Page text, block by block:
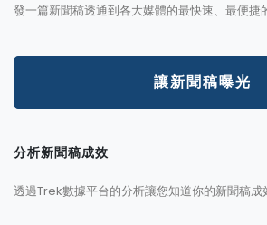
發一篇新聞稿透通到各大媒體的最快速、最便捷
讓新聞稿曝光
分析新聞稿成效
透過Trek數據平台的分析讓您知道你的新聞稿成